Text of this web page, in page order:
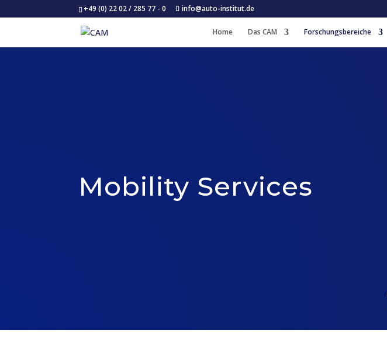
+49 (0) 22 02 / 285 77 - 0 info@auto-institut.de
Home Das CAM Forschungsbereiche
Mobility Services